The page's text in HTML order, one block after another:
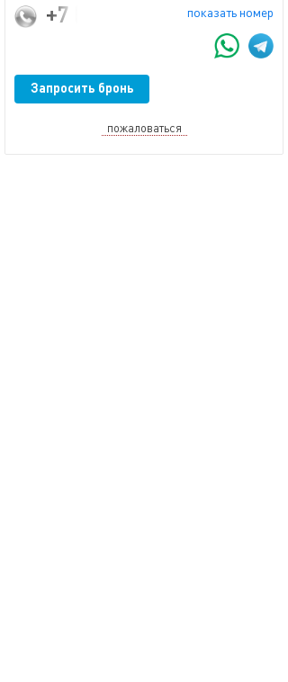
показать номер
+7 (965) 505-06-06
Запросить бронь
пожаловаться